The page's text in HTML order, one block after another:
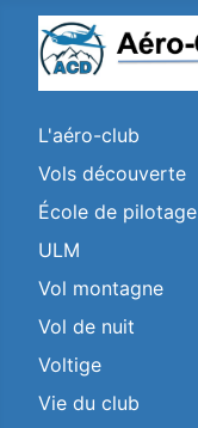
L'aéro-club
Vols découverte
École de pilotage
ULM
Vol montagne
Vol de nuit
Voltige
Vie du club